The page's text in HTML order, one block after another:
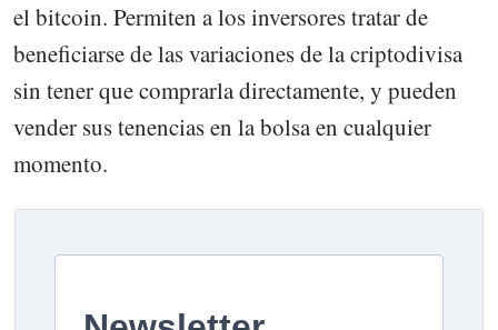
el bitcoin. Permiten a los inversores tratar de
beneficiarse de las variaciones de la criptodivisa
sin tener que comprarla directamente, y pueden
vender sus tenencias en la bolsa en cualquier
momento.